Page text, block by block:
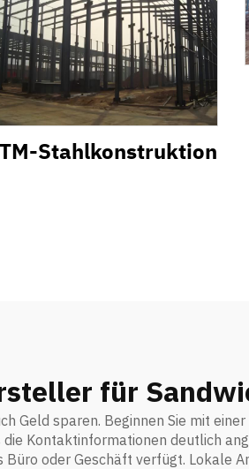
Stahlkonstruktion
für
Geld sparen. Beginnen Sie mit
Kontaktinformationen deutlich
oder Geschäft verfügt. Lokale